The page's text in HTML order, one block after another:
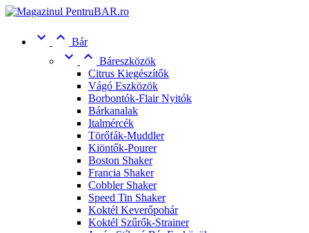
  Bár
  Báreszközök
Citrus Kiegészítők
Vágó Eszközök
Borbontók-Flair Nyitók
Bárkanalak
Italmércék
Törőfák-Muddler
Kiöntők-Pourer
Boston Shaker
Francia Shaker
Cobbler Shaker
Speed Tin Shaker
Koktél Keverőpohár
Koktél Szűrők-Strainer